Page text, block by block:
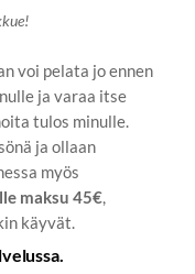
voi pelata jo ennen
ja varaa itse
tulos minulle.
ja ollaan
myös
maksu 45€,
käyvät.